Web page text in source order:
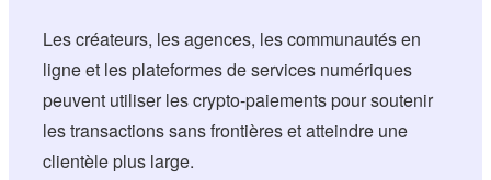
Les créateurs, les agences, les communautés en
ligne et les plateformes de services numériques
peuvent utiliser les crypto-paiements pour soutenir
les transactions sans frontières et atteindre une
clientèle plus large.